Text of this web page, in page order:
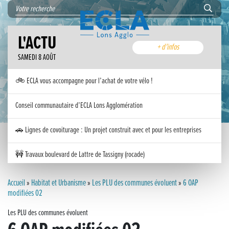
L'ACTU
SAMEDI 8 AOÛT
+ d'infos
🚲 ECLA vous accompagne pour l’achat de votre vélo !
Conseil communautaire d’ECLA Lons Agglomération
🚗 Lignes de covoiturage : Un projet construit avec et pour les entreprises
🚧 Travaux boulevard de Lattre de Tassigny (rocade)
Inauguration nouvelle station d’épuration (STEP) de Trenal
Accueil» Habitat et Urbanisme» Les PLU des communes évoluent»6 OAP
modifiées 02
Les PLU des communes évoluent